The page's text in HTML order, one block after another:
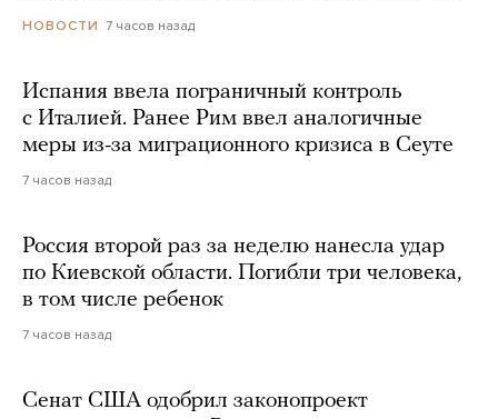
НОВОСТИ 7 часов назад
Испания ввела пограничный контроль
с Италией. Ранее Рим ввел аналогичные
меры из-за миграционного кризиса в Сеуте
7 часов назад
Россия второй раз за неделю нанесла удар
по Киевской области. Погибли три человека,
в том числе ребенок
7 часов назад
Сенат США одобрил законопроект